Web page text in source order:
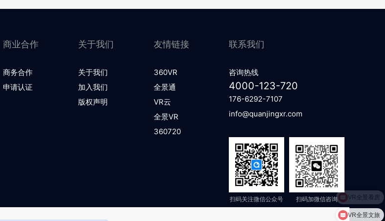
商业合作
商务合作
申请认证
关于我们
关于我们
加入我们
版权声明
友情链接
360VR
全景通
VR云
全景VR
360720
联系我们
咨询热线
4000-123-720
176-6292-7107
info@quanjingxr.com
扫码关注微信公众号 扫码加微信咨询
VR全景看房
VR全景文旅